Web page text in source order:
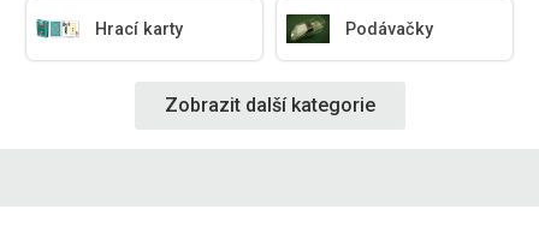
Hrací karty Podávačky
Zobrazit další kategorie